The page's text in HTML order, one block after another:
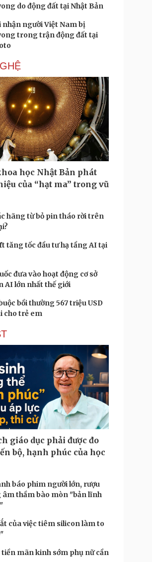
do động đất tại Nhật Bản
nhận người Việt Nam bị
trong trận động đất tại
học Nhật Bản phát
của “hạt ma” trong vũ
hãng từ bỏ pin tháo rời trên
tăng tốc đầu tư hạ tầng AI tại
đưa vào hoạt động cơ sở
AI lớn nhất thế giới
bồi thường 567 triệu USD
cho trẻ em
giáo dục phải được đo
bộ, hạnh phúc của học
báo phim người lớn, rượu
âm thầm bào mòn "bản lĩnh
của việc tiêm silicon làm to
tiền mãn kinh sớm phụ nữ cần